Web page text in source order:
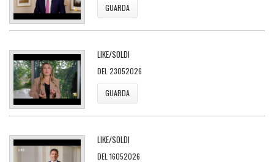
GUARDA
LIKE/SOLDI
DEL 23052026
GUARDA
LIKE/SOLDI
DEL 16052026